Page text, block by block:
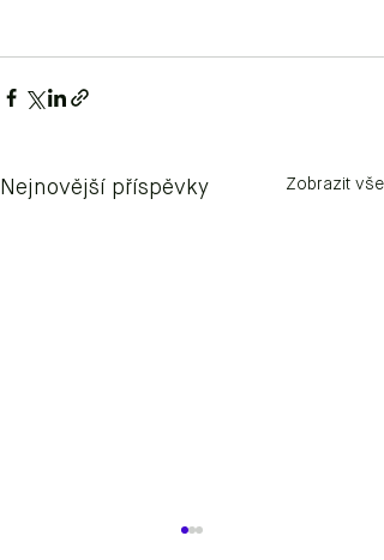
Nejnovější příspěvky Zobrazit vše